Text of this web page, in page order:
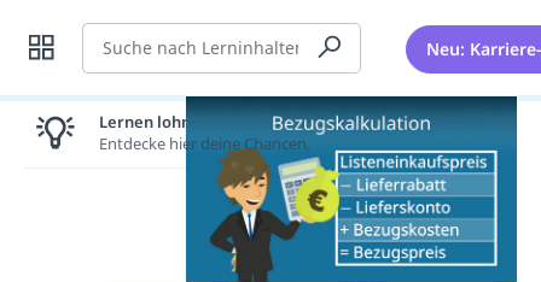
Suche Neu:
Lernen lohnt sich!
Entdecke hier deine Chancen.